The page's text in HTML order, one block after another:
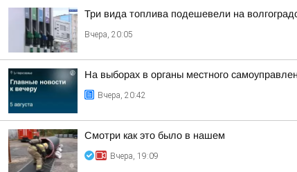
Три вида топлива подешевели на
Вчера, 20:05
На выборах в органы местного
Вчера, 20:42
Смотри как это было в нашем
Вчера, 19:09